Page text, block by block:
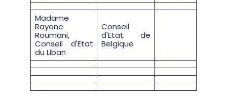
Madame
Rayane
Roumani,
Conseil d'Etat
du Liban
Conseil
d'Etat de
Belgique